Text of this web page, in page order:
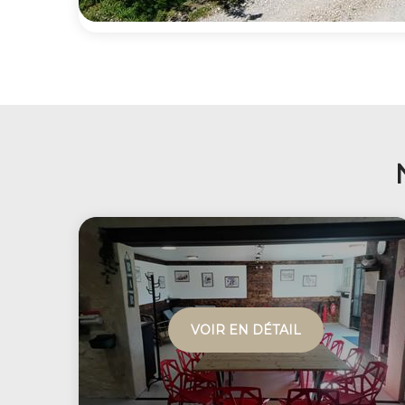
VOIR EN DÉTAIL